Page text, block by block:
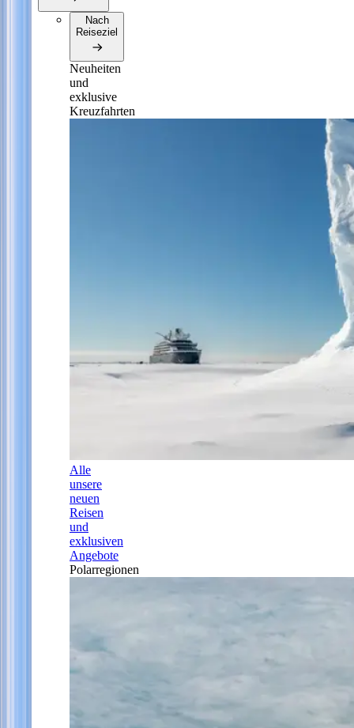
Nach
Reiseziel
Neuheiten
und
exklusive
Kreuzfahrten
Alle
unsere
neuen
Reisen
und
exklusiven
Angebote
Polarregionen